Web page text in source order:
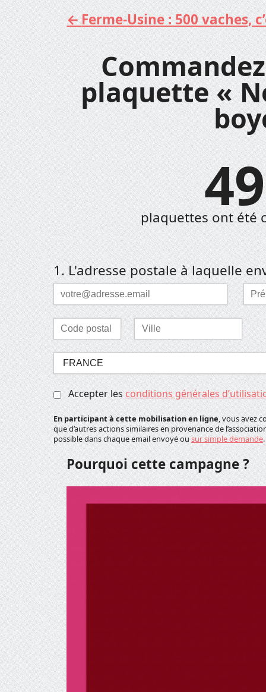
Aller
au
contenu
Ferme-Usine : 500 vaches,
plaquette «
plaquettes ont été
1. L'adresse postale à laquelle
Courriel
*
Laisser ce champ vide
*
Code
postal
*
Ville
*
Sélectionnez
votre
pays
*
Accepter lesconditions générales
En participant à cette mobilisation en ligne, vous avez
que d’autres actions similaires en provenance de
possible dans chaque email envoyé ousur simple demande.
Pourquoi cette campagne ?